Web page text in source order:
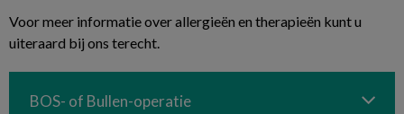
Voor meer informatie over allergieën en therapieën kunt u
uiteraard bij ons terecht.
BOS- of Bullen-operatie